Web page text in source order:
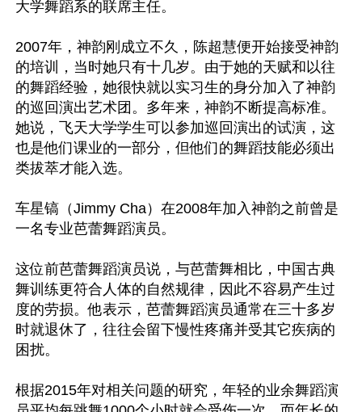
大学舞蹈系的联席主任。
2007年，神韵刚成立不久，陈超慧便开始接受神韵
的培训，当时她只有十几岁。由于她的天赋和以往
的舞蹈经验，她很快就以实习生的身分加入了神韵
的巡回演出艺术团。多年来，神韵不断提高标准。
她说，飞天大学学生可以参加巡回演出的试演，这
也是他们课业的一部分，但他们的舞蹈技能必须出
类拔萃才能入选。
车星镐（Jimmy Cha）在2008年加入神韵之前曾是
一名专业芭蕾舞蹈演员。
这位前芭蕾舞蹈演员说，与芭蕾舞相比，中国古典
舞训练更符合人体的自然规律，因此不容易产生过
度的劳损。他表示，芭蕾舞蹈演员通常在三十多岁
时就退休了，往往会留下慢性疼痛并受其它疾病的
困扰。
根据2015年对相关问题的研究，年轻的业余舞蹈演